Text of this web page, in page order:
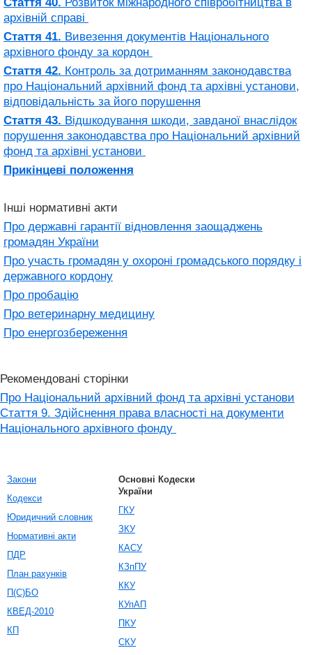
архівній справі
Стаття 41. Вивезення документів Національного
архівного фонду за кордон
Стаття 42. Контроль за дотриманням законодавства
про Національний архівний фонд та архівні установи,
відповідальність за його порушення
Стаття 43. Відшкодування шкоди, завданої внаслідок
порушення законодавства про Національний архівний
фонд та архівні установи
Прикінцеві положення
Інші нормативні акти
Про державні гарантії відновлення заощаджень
громадян України
Про участь громадян у охороні громадського порядку і
державного кордону
Про пробацію
Про ветеринарну медицину
Про енергозбереження
Рекомендовані сторінки
Про Національний архівний фонд та архівні установи
Стаття 9. Здійснення права власності на документи
Національного архівного фонду
Закони
Кодекси
Юридичний словник
Нормативні акти
ПДР
План рахунків
П(С)БО
КВЕД-2010
КП
Основні Кодески
України
ГКУ
ЗКУ
КАСУ
КЗпПУ
ККУ
КУпАП
ПКУ
СКУ